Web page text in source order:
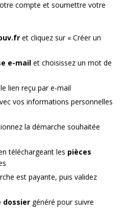
compte et soumettre votre
et cliquez sur « Créer un
e-mail et choisissez un mot de
lien reçu par e-mail
vos informations personnelles
la démarche souhaitée
téléchargeant les pièces
est payante, puis validez
dossier généré pour suivre